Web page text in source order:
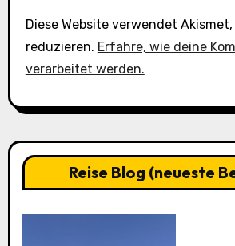
Diese Website verwendet
reduzieren. Erfahre, wie deine
verarbeitet werden.
Reise Blog (neueste